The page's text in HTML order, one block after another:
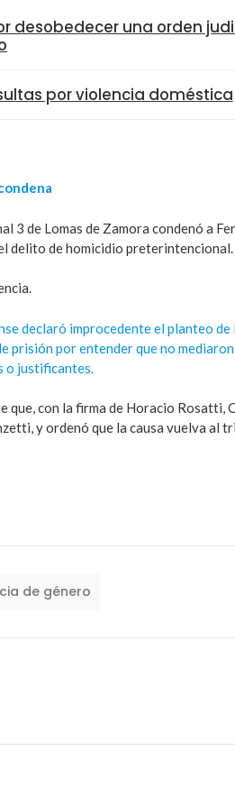
desobedecer una orden
por violencia doméstica
3 de Lomas de Zamora condenó a
delito de homicidio preterintencional.
declaró improcedente el planteo de
prisión por entender que no
o justificantes.
que, con la firma de Horacio Rosatti,
y ordenó que la causa vuelva al
de género